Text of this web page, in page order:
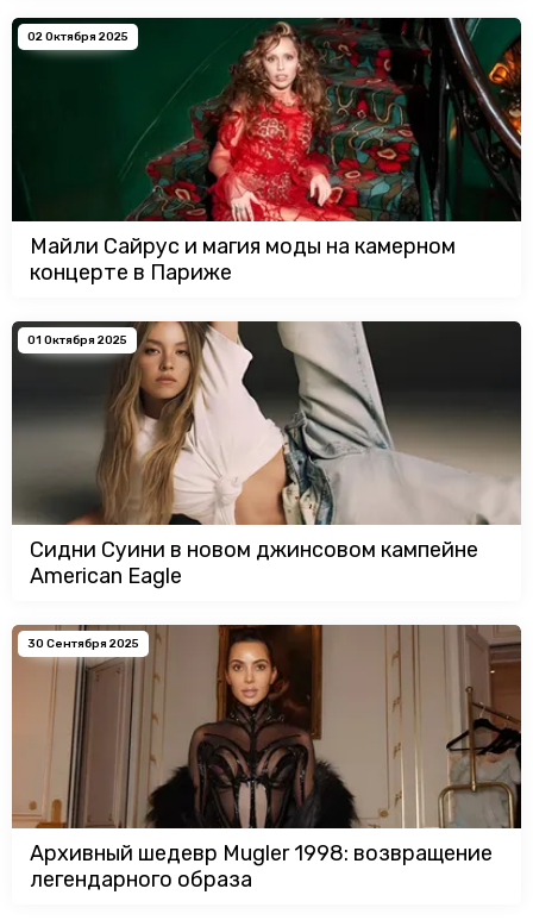
02 Октября 2025
Майли Сайрус и магия моды на камерном
концерте в Париже
01 Октября 2025
Сидни Суини в новом джинсовом кампейне
American Eagle
30 Сентября 2025
Архивный шедевр Mugler 1998: возвращение
легендарного образа